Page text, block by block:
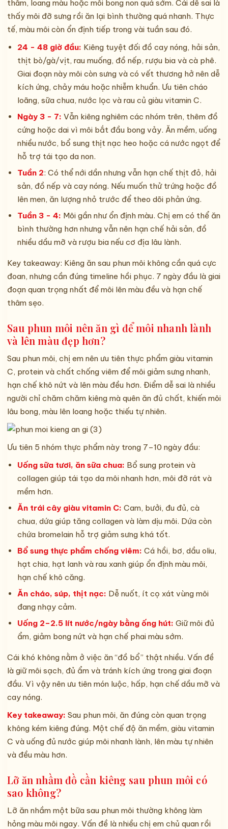
thâm, loang màu hoặc môi bong non quá sớm. Cái dễ sai là
thấy môi đỡ sưng rồi ăn lại bình thường quá nhanh. Thực
tế, màu môi còn ổn định tiếp trong vài tuần sau đó.
24 - 48 giờ đầu: Kiêng tuyệt đối đồ cay nóng, hải sản,
thịt bò/gà/vịt, rau muống, đồ nếp, rượu bia và cà phê.
Giai đoạn này môi còn sưng và có vết thương hở nên dễ
kích ứng, chảy máu hoặc nhiễm khuẩn. Ưu tiên cháo
loãng, sữa chua, nước lọc và rau củ giàu vitamin C.
Ngày 3 - 7: Vẫn kiêng nghiêm các nhóm trên, thêm đồ
cứng hoặc dai vì môi bắt đầu bong vảy. Ăn mềm, uống
nhiều nước, bổ sung thịt nạc heo hoặc cá nước ngọt để
hỗ trợ tái tạo da non.
Tuần 2: Có thể nới dần nhưng vẫn hạn chế thịt đỏ, hải
sản, đồ nếp và cay nóng. Nếu muốn thử trứng hoặc đồ
lên men, ăn lượng nhỏ trước để theo dõi phản ứng.
Tuần 3 - 4: Môi gần như ổn định màu. Chị em có thể ăn
bình thường hơn nhưng vẫn nên hạn chế hải sản, đồ
nhiều dầu mỡ và rượu bia nếu cơ địa lâu lành.
Key takeaway: Kiêng ăn sau phun môi không cần quá cực
đoan, nhưng cần đúng timeline hồi phục. 7 ngày đầu là giai
đoạn quan trọng nhất để môi lên màu đều và hạn chế
thâm sẹo.
Sau phun môi nên ăn gì để môi nhanh lành
và lên màu đẹp hơn?
Sau phun môi, chị em nên ưu tiên thực phẩm giàu vitamin
C, protein và chất chống viêm để môi giảm sưng nhanh,
hạn chế khô nứt và lên màu đều hơn. Điểm dễ sai là nhiều
người chỉ chăm chăm kiêng mà quên ăn đủ chất, khiến môi
lâu bong, màu lên loang hoặc thiếu tự nhiên.
Ưu tiên 5 nhóm thực phẩm này trong 7–10 ngày đầu:
Uống sữa tươi, ăn sữa chua: Bổ sung protein và
collagen giúp tái tạo da môi nhanh hơn, môi đỡ rát và
mềm hơn.
Ăn trái cây giàu vitamin C: Cam, bưởi, đu đủ, cà
chua, dứa giúp tăng collagen và làm dịu môi. Dứa còn
chứa bromelain hỗ trợ giảm sưng khá tốt.
Bổ sung thực phẩm chống viêm: Cá hồi, bơ, dầu oliu,
hạt chia, hạt lanh và rau xanh giúp ổn định màu môi,
hạn chế khô căng.
Ăn cháo, súp, thịt nạc: Dễ nuốt, ít cọ xát vùng môi
đang nhạy cảm.
Uống 2–2.5 lít nước/ngày bằng ống hút: Giữ môi đủ
ẩm, giảm bong nứt và hạn chế phai màu sớm.
Cái khó không nằm ở việc ăn “đồ bổ” thật nhiều. Vấn đề
là giữ môi sạch, đủ ẩm và tránh kích ứng trong giai đoạn
đầu. Vì vậy nên ưu tiên món luộc, hấp, hạn chế dầu mỡ và
cay nóng.
Key takeaway: Sau phun môi, ăn đúng còn quan trọng
không kém kiêng đúng. Một chế độ ăn mềm, giàu vitamin
C và uống đủ nước giúp môi nhanh lành, lên màu tự nhiên
và đều màu hơn.
Lỡ ăn nhầm đồ cần kiêng sau phun môi có
sao không?
Lỡ ăn nhầm một bữa sau phun môi thường không làm
hỏng màu môi ngay. Vấn đề là nhiều chị em chủ quan rồi